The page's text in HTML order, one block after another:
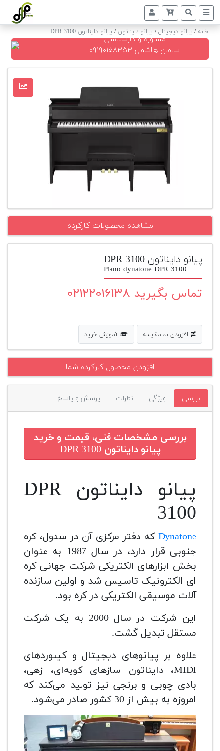
دیجیتال
و
رگلاژ
پیانو
دست
دوم
افزودن
محصول
دوم
خانه/ پیانو دیجیتال/ پیانو دایناتون/ پیانو دایناتون DPR 3100
مشاوره و کارشناسی
سامان هاشمی ۰۹۱۹۰۱۵۸۳۵۳
مشاهده محصولات کارکرده
پیانو دایناتون DPR 3100
Piano dynatone DPR 3100
تماس بگیرید ۰۲۱۲۲۰۱۶۱۳۸
افزودن به مقایسه آموزش خرید
افزودن محصول کارکرده شما
بررسی ویژگی نظرات پرسش و پاسخ
بررسی مشخصات فنی، قیمت و خرید
پیانو دایناتون DPR 3100
پیانو دایناتون DPR
3100
Dynatone که دفتر مرکزی آن در سئول، کره
جنوبی قرار دارد، در سال 1987 به عنوان
بخش ابزارهای الکتریکی شرکت جهانی کره
ای الکترونیک تاسیس شد و اولین سازنده
آلات موسیقی الکتریکی در کره بود.
این شرکت در سال 2000 به یک شرکت
مستقل تبدیل گشت.
علاوه بر پیانوهای دیجیتال و کیبوردهای
MIDI، دایناتون سازهای کوبه‌ای، زهی،
بادی چوبی و برنجی نیز تولید می‌کند که
امروزه به بیش از 30 کشور صادر می‌شود.